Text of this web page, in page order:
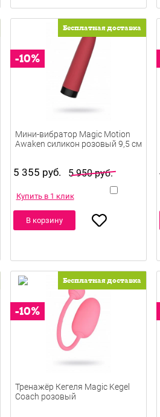
Бесплатная доставка
5 355 руб. 5 950 руб.
Купить в 1 клик
В корзину
Бесплатная доставка